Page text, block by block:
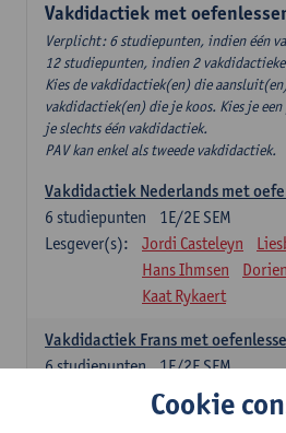
Vakdidactiek met
Verplicht: 6 studiepunten, indien één
12 studiepunten, indien 2
Kies de vakdidactiek(en) die
vakdidactiek(en) die je koos. Kies je
je slechts één vakdidactiek.
PAV kan enkel als tweede vakdidactiek.
Vakdidactiek Nederlands met
1E/2E SEM
6 studiepunten
Lesgever(s):
Jordi Casteleyn
Hans Ihmsen
Kaat Rykaert
Vakdidactiek Frans met
1E/2E SEM
6studiepunten
Mathea Simons
Mark Demyttenaere
Cookie